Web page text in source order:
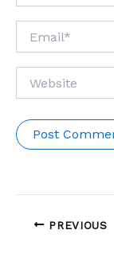
PREVIOUS